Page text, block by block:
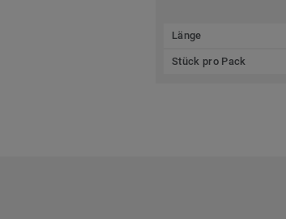
Länge
Stück pro Pack